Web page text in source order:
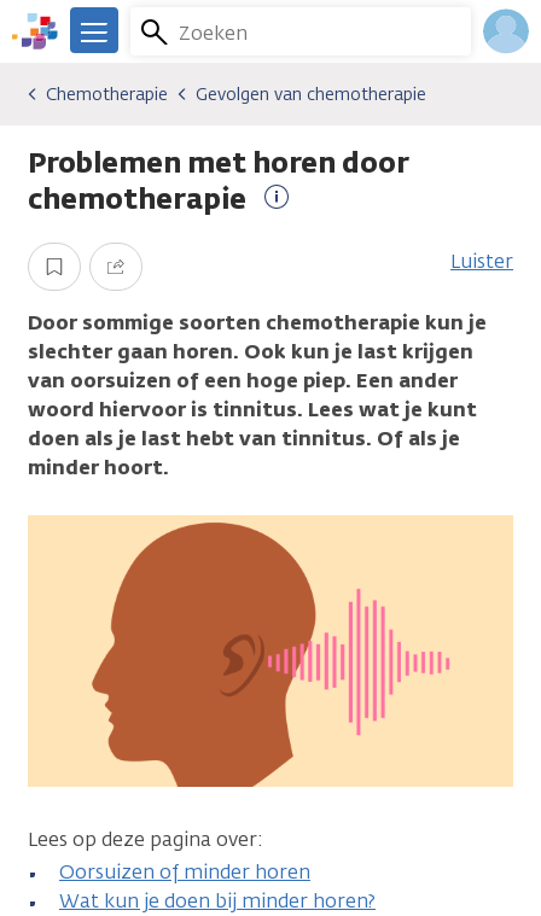
Overslaan
en
gaan
We
er
je.
Kanker.nl
Zoeken
Menu
Soorten behandelingen
Chemotherapie
Gevolgen van chemotherapie
Chemotherapie Gevolgen van chemotherapie
Problemen met horen door
chemotherapie
Opslaan Delen Luister
Door sommige soorten chemotherapie kun je
slechter gaan horen. Ook kun je last krijgen
van oorsuizen of een hoge piep. Een ander
woord hiervoor is tinnitus. Lees wat je kunt
doen als je last hebt van tinnitus. Of als je
minder hoort.
Lees op deze pagina over:
Oorsuizen of minder horen
Wat kun je doen bij minder horen?